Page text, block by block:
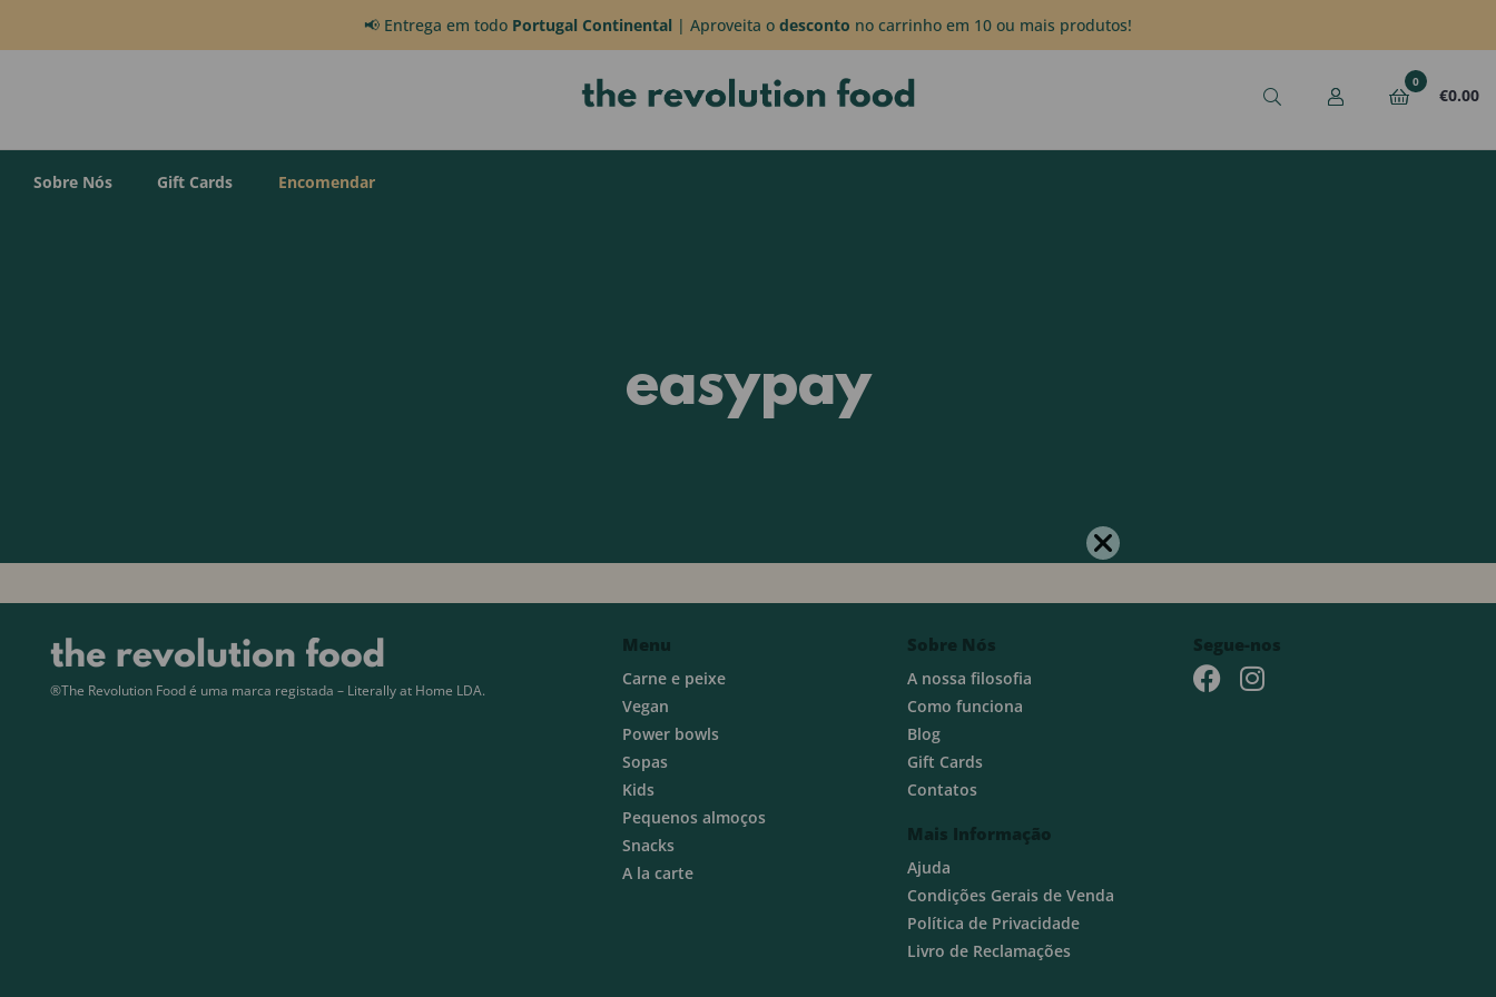
📢 Entrega em todo Portugal Continental | Aproveita o desconto no carrinho em 10 ou mais produtos!
0
€0.00
Sobre Nós Gift Cards Encomendar
easypay
®The Revolution Food é uma marca registada – Literally at Home LDA.
Menu
Carne e peixe
Vegan
Power bowls
Sopas
Kids
Pequenos almoços
Snacks
A la carte
Sobre Nós
A nossa filosofia
Como funciona
Blog
Gift Cards
Contatos
Mais Informação
Ajuda
Condições Gerais de Venda
Política de Privacidade
Livro de Reclamações
Segue-nos